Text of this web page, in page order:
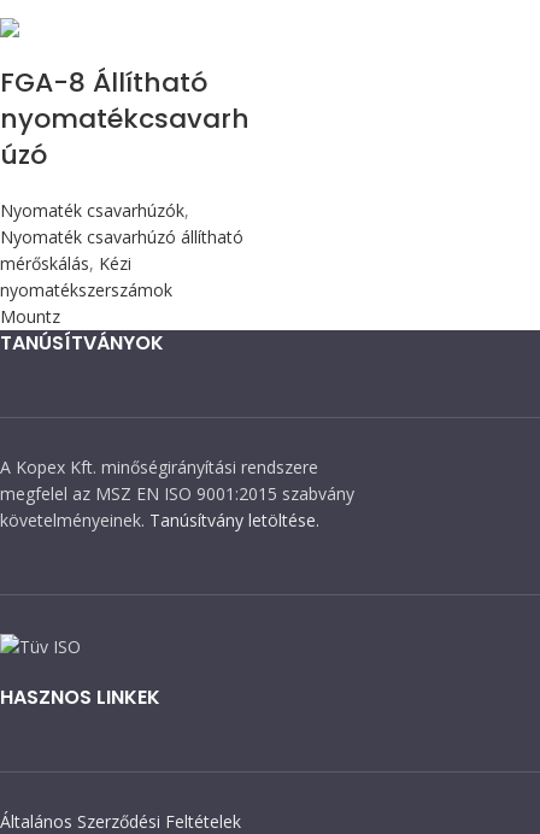
FGA-8 Állítható
nyomatékcsavarh
úzó
Nyomaték csavarhúzók,
Nyomaték csavarhúzó állítható
mérőskálás, Kézi
nyomatékszerszámok
Mountz
TANÚSÍTVÁNYOK
A Kopex Kft. minőségirányítási rendszere
megfelel az MSZ EN ISO 9001:2015 szabvány
követelményeinek. Tanúsítvány letöltése.
HASZNOS LINKEK
Általános Szerződési Feltételek